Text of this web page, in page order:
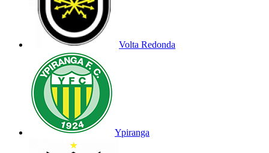
Volta Redonda
Ypiranga